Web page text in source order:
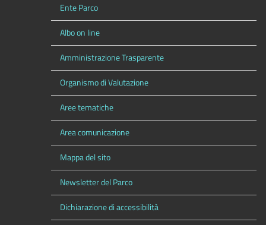
Ente Parco
Albo on line
Amministrazione Trasparente
Organismo di Valutazione
Aree tematiche
Area comunicazione
Mappa del sito
Newsletter del Parco
Dichiarazione di accessibilità